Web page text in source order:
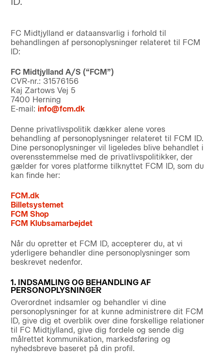
FC Midtjylland er dataansvarlig i forhold til
behandlingen af personoplysninger relateret til FCM
ID:
FC Midtjylland A/S (“FCM”)
CVR-nr.: 31576156
Kaj Zartows Vej 5
7400 Herning
E-mail: info@fcm.dk
Denne privatlivspolitik dækker alene vores
behandling af personoplysninger relateret til FCM ID.
Dine personoplysninger vil ligeledes blive behandlet i
overensstemmelse med de privatlivspolitikker, der
gælder for vores platforme tilknyttet FCM ID, som du
kan finde her:
FCM.dk
Billetsystemet
FCM Shop
FCM Klubsamarbejdet
Når du opretter et FCM ID, accepterer du, at vi
yderligere behandler dine personoplysninger som
beskrevet nedenfor.
1. INDSAMLING OG BEHANDLING AF
PERSONOPLYSNINGER
Overordnet indsamler og behandler vi dine
personoplysninger for at kunne administrere dit FCM
ID, give dig et overblik over dine forskellige relationer
til FC Midtjylland, give dig fordele og sende dig
målrettet kommunikation, markedsføring og
nyhedsbreve baseret på din profil.